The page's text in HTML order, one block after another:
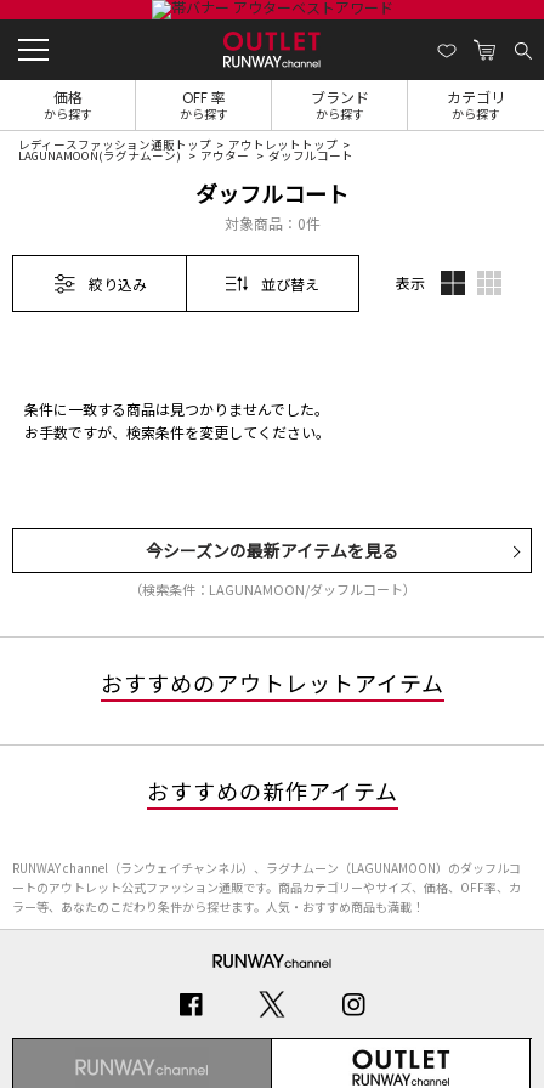
価格
から探す
OFF 率
から探す
ブランド
から探す
カテゴリ
から探す
レディースファッション通販トップ アウトレットトップ
LAGUNAMOON(ラグナムーン) アウター ダッフルコート
ダッフルコート
対象商品： 0件
絞り込み 並び替え 表示
条件に一致する商品は見つかりませんでした。
お手数ですが、検索条件を変更してください。
今シーズンの最新アイテムを見る
（検索条件：LAGUNAMOON/ダッフルコート）
おすすめのアウトレットアイテム
おすすめの新作アイテム
RUNWAY channel（ランウェイチャンネル）、ラグナムーン（LAGUNAMOON）のダッフルコ
ートのアウトレット公式ファッション通販です。商品カテゴリーやサイズ、価格、OFF率、カ
ラー等、あなたのこだわり条件から探せます。人気・おすすめ商品も満載！